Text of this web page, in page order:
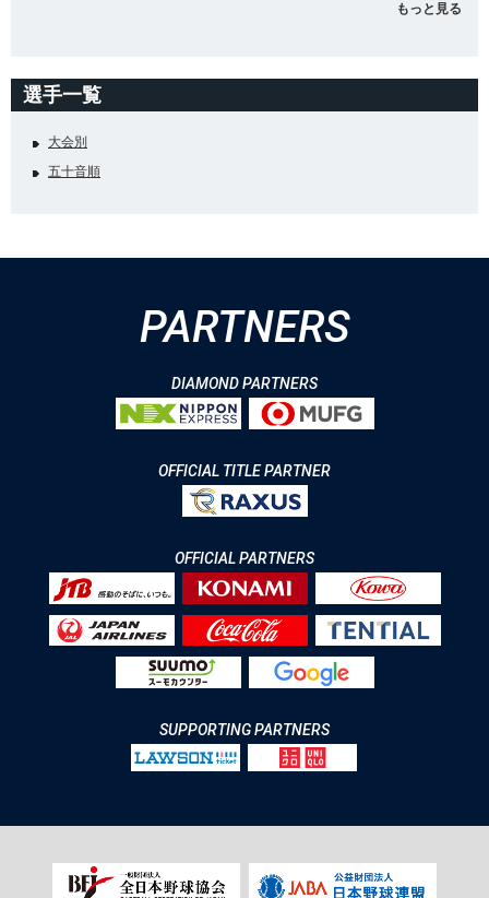
もっと見る
選手一覧
大会別
五十音順
PARTNERS
DIAMOND PARTNERS
OFFICIAL TITLE PARTNER
OFFICIAL PARTNERS
SUPPORTING PARTNERS